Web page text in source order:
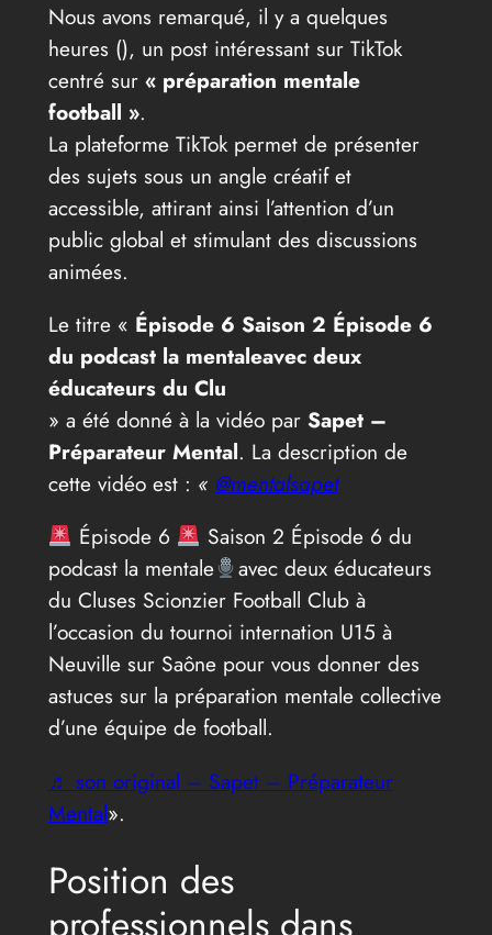
Nous avons remarqué, il y a quelques
heures (), un post intéressant sur TikTok
centré sur « préparation mentale
football ».
La plateforme TikTok permet de présenter
des sujets sous un angle créatif et
accessible, attirant ainsi l’attention d’un
public global et stimulant des discussions
animées.
Le titre « Épisode 6 Saison 2 Épisode 6
du podcast la mentaleavec deux
éducateurs du Clu
» a été donné à la vidéo par Sapet –
Préparateur Mental. La description de
cette vidéo est : « @mentalsapet
Épisode 6
Saison 2 Épisode 6 du
podcast la mentale
avec deux éducateurs
du Cluses Scionzier Football Club à
l’occasion du tournoi internation U15 à
Neuville sur Saône pour vous donner des
astuces sur la préparation mentale collective
d’une équipe de football.
♬ son original – Sapet – Préparateur
Mental».
Position des